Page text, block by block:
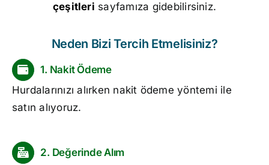
çeşitleri sayfamıza gidebilirsiniz.
Neden Bizi Tercih Etmelisiniz?
1. Nakit Ödeme
Hurdalarınızı alırken nakit ödeme yöntemi ile
satın alıyoruz.
2. Değerinde Alım